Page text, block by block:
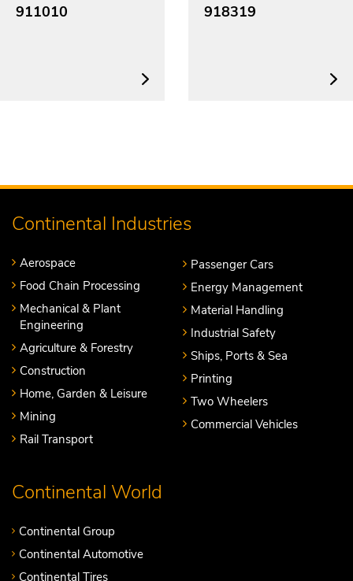
911010
918319
Continental Industries
Aerospace
Food Chain Processing
Mechanical & Plant
Engineering
Agriculture & Forestry
Construction
Home, Garden & Leisure
Mining
Rail Transport
Passenger Cars
Energy Management
Material Handling
Industrial Safety
Ships, Ports & Sea
Printing
Two Wheelers
Commercial Vehicles
Continental World
Continental Group
Continental Automotive
Continental Tires